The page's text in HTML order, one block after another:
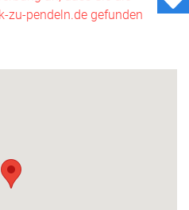
zu-pendeln.de gefunden